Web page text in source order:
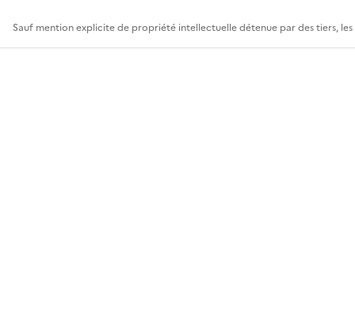
Sauf mention explicite de propriété intellectuelle détenue par des tiers,